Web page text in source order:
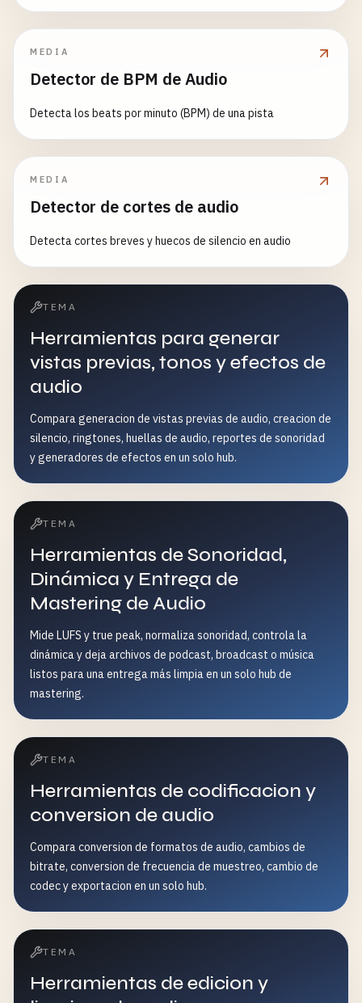
MEDIA
Detector de BPM de Audio
Detecta los beats por minuto (BPM) de una pista
MEDIA
Detector de cortes de audio
Detecta cortes breves y huecos de silencio en audio
TEMA
Herramientas para generar
vistas previas, tonos y efectos de
audio
Compara generacion de vistas previas de audio, creacion de
silencio, ringtones, huellas de audio, reportes de sonoridad
y generadores de efectos en un solo hub.
TEMA
Herramientas de Sonoridad,
Dinámica y Entrega de
Mastering de Audio
Mide LUFS y true peak, normaliza sonoridad, controla la
dinámica y deja archivos de podcast, broadcast o música
listos para una entrega más limpia en un solo hub de
mastering.
TEMA
Herramientas de codificacion y
conversion de audio
Compara conversion de formatos de audio, cambios de
bitrate, conversion de frecuencia de muestreo, cambio de
codec y exportacion en un solo hub.
TEMA
Herramientas de edicion y